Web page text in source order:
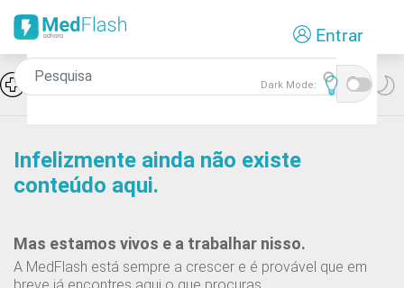
o
principal
Entrar
Icon Hiponatremia e SIADH Dark Mode:
Infelizmente ainda não existe
conteúdo aqui.
Mas estamos vivos e a trabalhar nisso.
A MedFlash está sempre a crescer e é provável que em